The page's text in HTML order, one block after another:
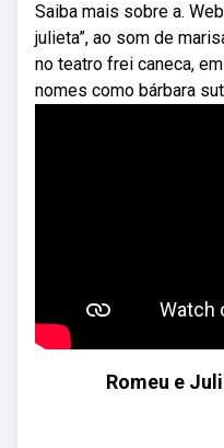
Saiba mais sobre a.
julieta”, ao som de
no teatro frei caneca,
nomes como bárbara
Romeu e